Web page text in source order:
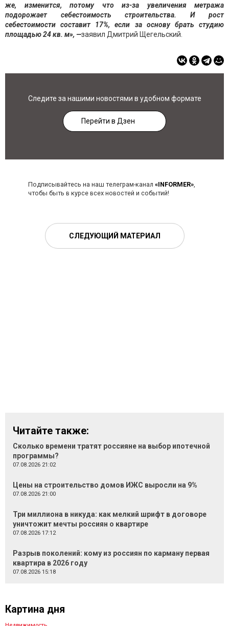
же, изменится, потому что из-за увеличения метража
подорожает себестоимость строительства. И рост
себестоимости составит 17%, если за основу брать студию
площадью 24 кв. м», —заявил Дмитрий Щегельский.
Следите за нашими новостями в удобном формате
Перейти в Дзен
Подписывайтесь на наш телеграм-канал «INFORMER»,
чтобы быть в курсе всех новостей и событий!
СЛЕДУЮЩИЙ МАТЕРИАЛ
Читайте также:
Сколько времени тратят россияне на выбор ипотечной
программы?
07.08.2026 21:02
Цены на строительство домов ИЖС выросли на 9%
07.08.2026 21:00
Три миллиона в никуда: как мелкий шрифт в договоре
уничтожит мечты россиян о квартире
07.08.2026 17:12
Разрыв поколений: кому из россиян по карману первая
квартира в 2026 году
07.08.2026 15:18
Картина дня